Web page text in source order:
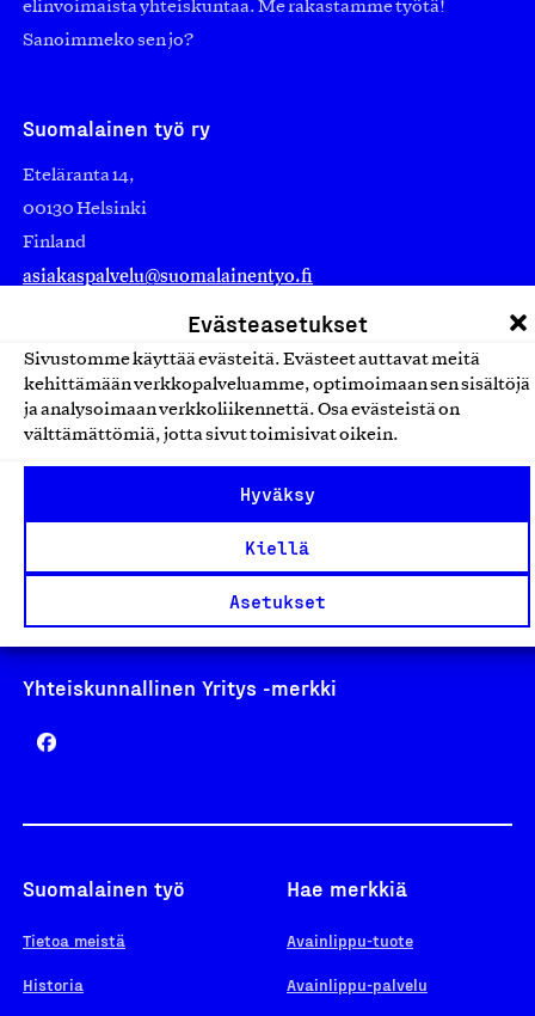
Evästeasetukset
Sivustomme käyttää evästeitä. Evästeet auttavat meitä
kehittämään verkkopalveluamme, optimoimaan sen sisältöjä
ja analysoimaan verkkoliikennettä. Osa evästeistä on
välttämättömiä, jotta sivut toimisivat oikein.
Hyväksy
Kiellä
Asetukset
elinvoimaista yhteiskuntaa. Me rakastamme työtä!
Sanoimmeko sen jo?
Suomalainen työ ry
Eteläranta 14,
00130 Helsinki
Finland
asiakaspalvelu@suomalainentyo.fi
Avainlippu
Yhteiskunnallinen Yritys -merkki
Suomalainen työ
Tietoa meistä
Historia
Hae merkkiä
Avainlippu-tuote
Avainlippu-palvelu